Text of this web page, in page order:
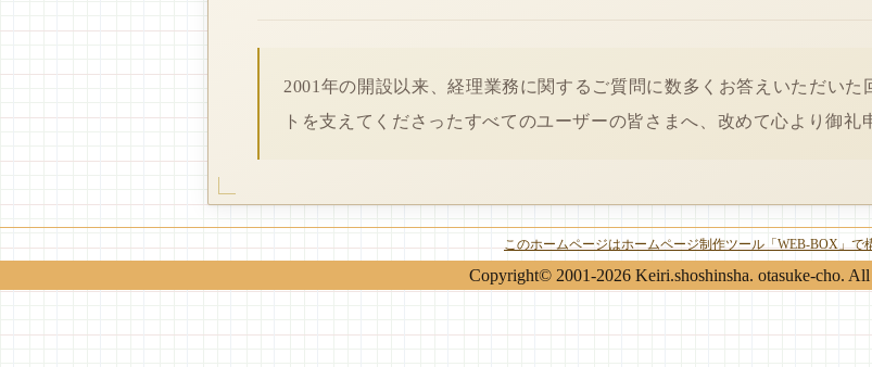
2001年の開設以来、経理業務に関するご質問に数多くお答えいただいた
トを支えてくださったすべてのユーザーの皆さまへ、改めて心より御礼
このホームページはホームページ制作ツール「WEB-BOX」で
Copyright© 2001-2026 Keiri.shoshinsha. otasuke-cho. All